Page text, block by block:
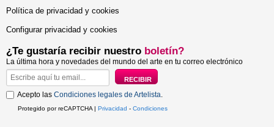
Política de privacidad y cookies
Configurar privacidad y cookies
¿Te gustaría recibir nuestro boletín?
La última hora y novedades del mundo del arte en tu correo electrónico
Acepto las Condiciones legales de Artelista.
Protegido por reCAPTCHA | Privacidad - Condiciones